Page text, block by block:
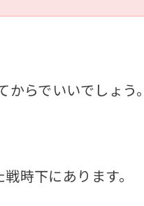
からでいいでしょう。
時下にあります。